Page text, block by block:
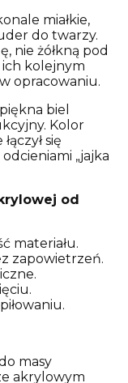
miałkie,
do twarzy.
nie żółkną pod
ich kolejnym
opracowaniu.
biel
Kolor
się
„jajka
od
materiału.
zapowietrzeń.
masy
akrylowym